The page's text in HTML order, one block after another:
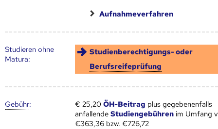
Aufnahmeverfahren
Studieren ohne
Matura:
Studienberechtigungs- oder
Berufsreifeprüfung
Gebühr: € 25,20ÖH-Beitrag plus gegebenenfalls
anfallendeStudiengebühren im Umfang
€363,36 bzw. €726,72